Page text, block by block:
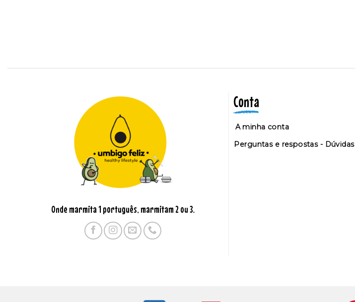
Onde marmita 1 português, marmitam 2 ou 3.
Conta
A minha conta
Perguntas e respostas - Dúvidas